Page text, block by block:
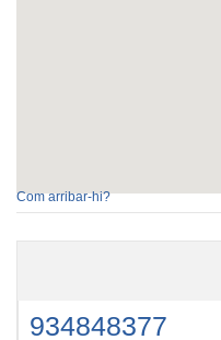
Com arribar-hi?
934848377